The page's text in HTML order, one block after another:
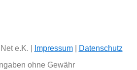
e.K. | Impressum|
Datenschutz
ohne Gewähr